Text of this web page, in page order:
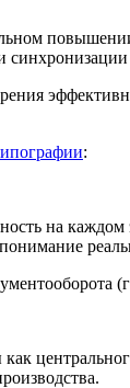
повышении
:
на